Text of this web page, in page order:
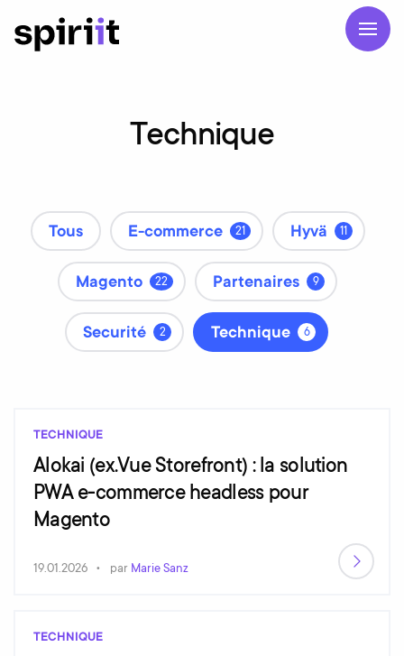
Technique
Tous E-commerce 21 Hyvä 11
Magento 22 Partenaires 9
Securité 2 Technique 6
TECHNIQUE
Alokai (ex.Vue Storefront) : la solution
PWA e-commerce headless pour
Magento
19.01.2026 par Marie Sanz
TECHNIQUE